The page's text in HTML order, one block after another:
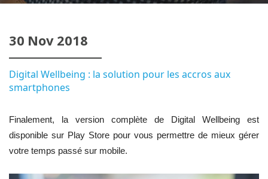
30 Nov 2018
Digital Wellbeing : la solution pour les accros aux
smartphones
Finalement, la version complète de Digital Wellbeing est
disponible sur Play Store pour vous permettre de mieux gérer
votre temps passé sur mobile.